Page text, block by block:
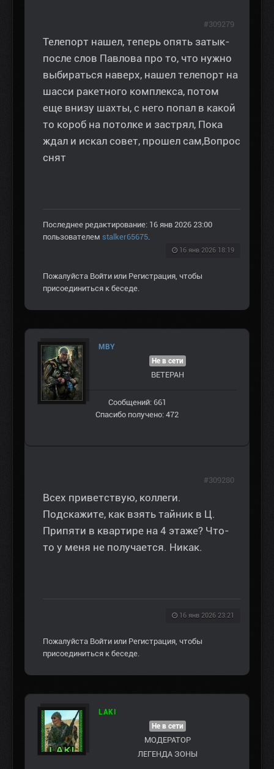
Телепорт нашел, теперь опять затык-
после слов Павлова про то, что нужно
выбираться наверх, нашел телепорт на
шасси ракетного комплекса, потом
еще внизу шахты, с него попал в какой
то короб на потолке и застрял, Пока
ждал и искал совет, прошел сам,Вопрос
снят
Последнее редактирование: 16 янв 2026 23:00
пользователем stalker65675.
16 янв 2026 18:19
#309279
Пожалуйста Войти или Регистрация, чтобы
присоединиться к беседе.
MBY
Не в сети
ВЕТЕРАН
Сообщений: 661
Спасибо получено: 472
Всех приветствую, коллеги.
Подскажите, как взять тайник в Ц.
Припяти в квартире на 4 этаже? Что-
то у меня не получается. Никак.
16 янв 2026 23:21
#309280
Пожалуйста Войти или Регистрация, чтобы
присоединиться к беседе.
LAKI
Не в сети
МОДЕРАТОР
ЛЕГЕНДА ЗОНЫ